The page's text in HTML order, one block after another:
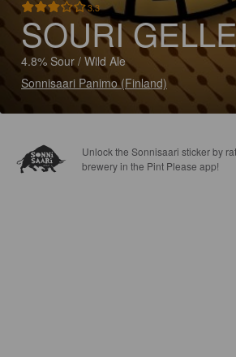
3.3
SOURI
4.8% Sour / Wild Ale
Sonnisaari Panimo (Finland)
Unlock the Sonnisaari sticker by
brewery in the Pint Please app!